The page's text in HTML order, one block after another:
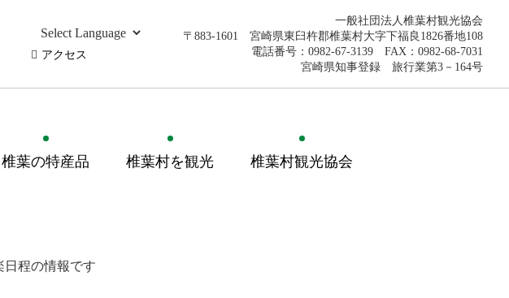
アクセス
一般社団法人椎葉村観光協会
〒883-1601 宮崎県東臼杵郡椎葉村大字下福良1826番地108
電話番号：0982-67-3139 FAX：0982-68-7031
宮崎県知事登録 旅行業第3－164号
椎葉の特産品 椎葉村を観光 椎葉村観光協会
程の情報です